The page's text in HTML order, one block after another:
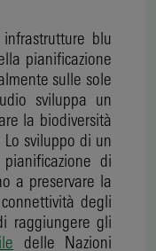
blu
pianificazione
sulle sole
sviluppa un
la biodiversità
sviluppo di un
di
a preservare la
degli
raggiungere gli
delle Nazioni